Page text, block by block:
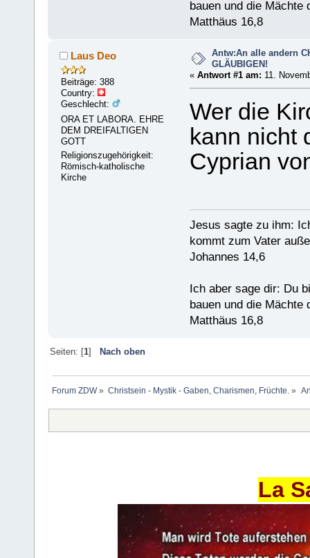
bauen und die Mächte
Matthäus 16,8
Laus Deo
Beiträge: 388
Country:
Geschlecht:
ORA ET LABORA. EHRE
DEM DREIFALTIGEN
GOTT
Religionszugehörigkeit:
Römisch-katholische
Kirche
Antw:An alle andern
GLÄUBIGEN!
« Antwort #1 am: 11.
Wer die
kann nicht
Cyprian
Jesus sagte zu ihm:
kommt zum Vater
Johannes 14,6
Ich aber sage dir: Du
bauen und die Mächte
Matthäus 16,8
Seiten: [1] Nach oben
Forum ZDW» Christsein - Mystik - Gaben, Charismen, Früchte. »
La